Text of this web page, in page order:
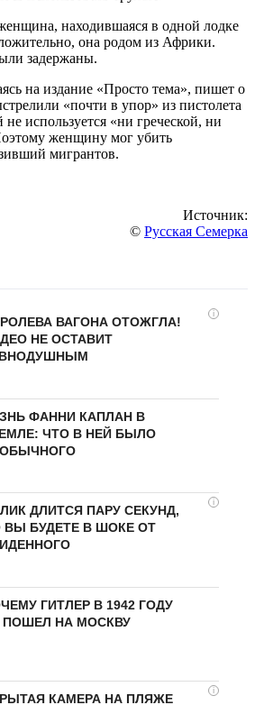
находившаяся в одной лодке
она родом из Африки.
задержаны.
на издание «Просто тема», пишет о
«почти в упор» из пистолета
используется «ни греческой, ни
женщину мог убить
мигрантов.
Источник:
© Русская Семерка
i
ВАГОНА ОТОЖГЛА!
НЕ ОСТАВИТ
ФАННИ КАПЛАН В
ЧТО В НЕЙ БЫЛО
i
ДЛИТСЯ ПАРУ СЕКУНД,
ВЫ БУДЕТЕ В ШОКЕ ОТ
ГИТЛЕР В 1942 ГОДУ
ПОШЕЛ НА МОСКВУ
i
КАМЕРА НА ПЛЯЖЕ